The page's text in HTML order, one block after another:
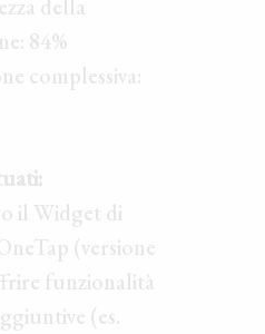
della
84%
complessiva:
il Widget di
(versione
funzionalità
(es.